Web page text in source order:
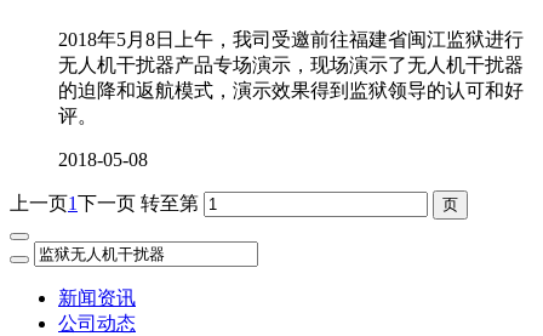
2018年5月8日上午，我司受邀前往福建省闽江监狱进行
无人机干扰器产品专场演示，现场演示了无人机干扰器
的迫降和返航模式，演示效果得到监狱领导的认可和好
评。
2018-05-08
上一页1下一页 转至第
新闻资讯
公司动态